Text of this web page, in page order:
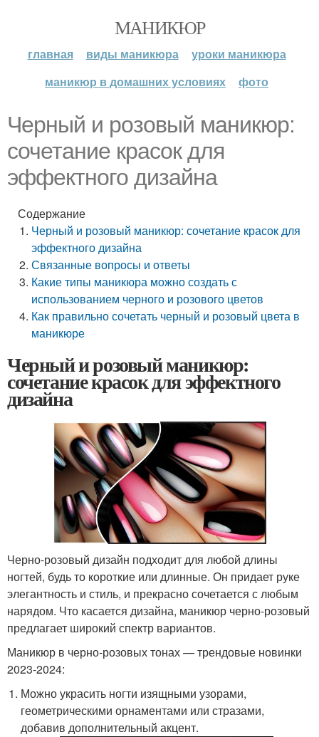
МАНИКЮР
главная виды маникюра
уроки маникюра
маникюр в домашних условиях
фото
Черный и розовый маникюр:
сочетание красок для
эффектного дизайна
Содержание
Черный и розовый маникюр: сочетание красок для
эффектного дизайна
Связанные вопросы и ответы
Какие типы маникюра можно создать с
использованием черного и розового цветов
Как правильно сочетать черный и розовый цвета в
маникюре
Черный и розовый маникюр:
сочетание красок для эффектного
дизайна
Черно-розовый дизайн подходит для любой длины
ногтей, будь то короткие или длинные. Он придает руке
элегантность и стиль, и прекрасно сочетается с любым
нарядом. Что касается дизайна, маникюр черно-розовый
предлагает широкий спектр вариантов.
Маникюр в черно-розовых тонах — трендовые новинки
2023-2024:
Можно украсить ногти изящными узорами,
геометрическими орнаментами или стразами,
добавив дополнительный акцент.